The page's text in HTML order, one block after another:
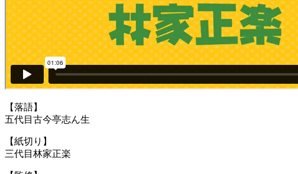
【落語】
五代目古今亭志ん生
【紙切り】
三代目林家正楽